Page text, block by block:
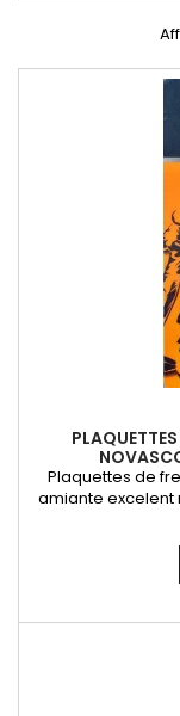
Plaquettes de
amiante excelent
de frein